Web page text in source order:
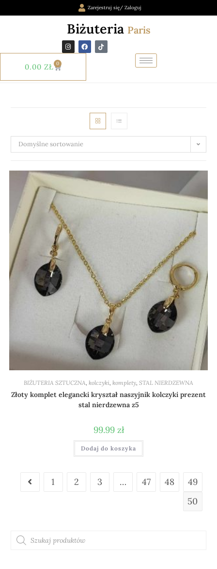
Zarejestruj się/ Zaloguj
Biżuteria Paris
0.00 ZŁ 0
Domyślne sortowanie
BIŻUTERIA SZTUCZNA kolczyki komplety STAL NIERDZEWNA
Złoty komplet elegancki kryształ naszyjnik kolczyki prezent
stal nierdzewna z5
99.99 zł
Dodaj do koszyka
1 2 3 … 47 48
49
50